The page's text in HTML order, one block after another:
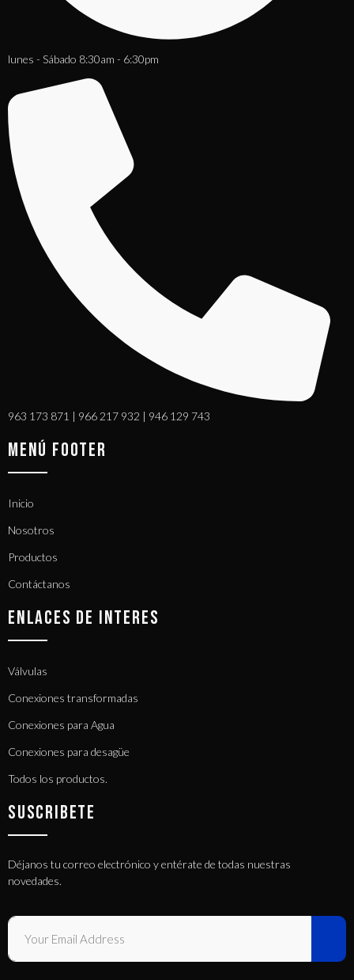
lunes - Sábado 8:30am - 6:30pm
963 173 871 | 966 217 932 | 946 129 743
MENÚ FOOTER
Inicio
Nosotros
Productos
Contáctanos
ENLACES DE INTERES
Válvulas
Conexiones transformadas
Conexiones para Agua
Conexiones para desagüe
Todos los productos.
SUSCRIBETE
Déjanos tu correo electrónico y entérate de todas nuestras
novedades.